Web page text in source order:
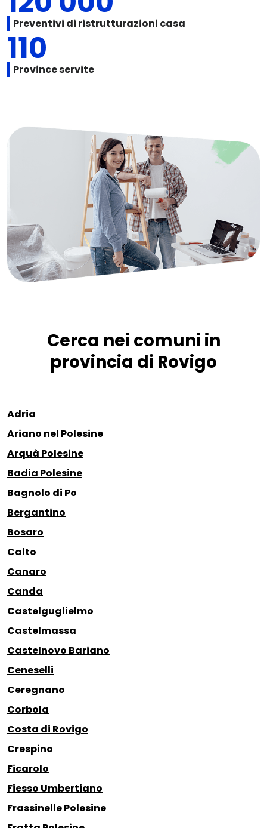
Preventivi di ristrutturazioni casa
110
Province servite
Cerca nei comuni in
provincia di Rovigo
Adria
Ariano nel Polesine
Arquà Polesine
Badia Polesine
Bagnolo di Po
Bergantino
Bosaro
Calto
Canaro
Canda
Castelguglielmo
Castelmassa
Castelnovo Bariano
Ceneselli
Ceregnano
Corbola
Costa di Rovigo
Crespino
Ficarolo
Fiesso Umbertiano
Frassinelle Polesine